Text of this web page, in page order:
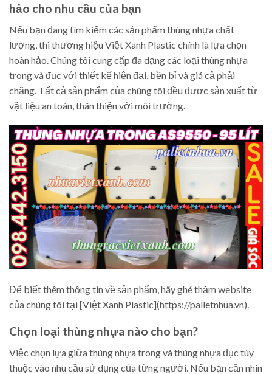
hảo cho nhu cầu của bạn
Nếu bạn đang tìm kiếm các sản phẩm thùng nhựa chất
lượng, thì thương hiệu Việt Xanh Plastic chính là lựa chọn
hoàn hảo. Chúng tôi cung cấp đa dạng các loại thùng nhựa
trong và đục với thiết kế hiện đại, bền bỉ và giá cả phải
chăng. Tất cả sản phẩm của chúng tôi đều được sản xuất từ
vật liệu an toàn, thân thiện với môi trường.
Để biết thêm thông tin về sản phẩm, hãy ghé thăm website
của chúng tôi tại [Việt Xanh Plastic](https://palletnhua.vn).
Chọn loại thùng nhựa nào cho bạn?
Việc chọn lựa giữa thùng nhựa trong và thùng nhựa đục tùy
thuộc vào nhu cầu sử dụng của từng người. Nếu bạn cần nhìn